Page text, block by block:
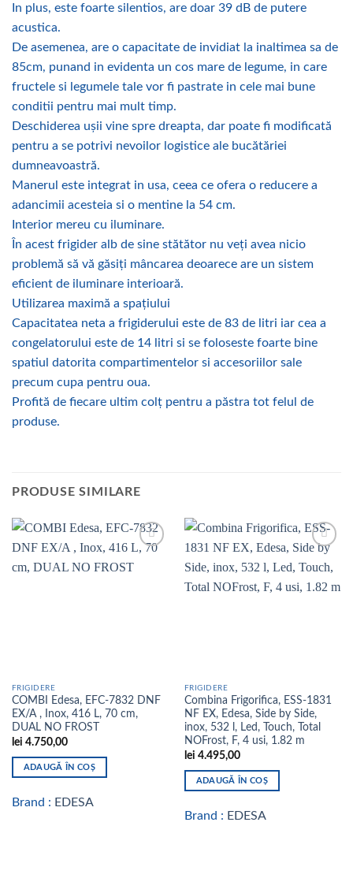
In plus, este foarte silentios, are doar 39 dB de putere
acustica.
De asemenea, are o capacitate de invidiat la inaltimea sa de
85cm, punand in evidenta un cos mare de legume, in care
fructele si legumele tale vor fi pastrate in cele mai bune
conditii pentru mai mult timp.
Deschiderea ușii vine spre dreapta, dar poate fi modificată
pentru a se potrivi nevoilor logistice ale bucătăriei
dumneavoastră.
Manerul este integrat in usa, ceea ce ofera o reducere a
adancimii acesteia si o mentine la 54 cm.
Interior mereu cu iluminare.
În acest frigider alb de sine stătător nu veți avea nicio
problemă să vă găsiți mâncarea deoarece are un sistem
eficient de iluminare interioară.
Utilizarea maximă a spațiului
Capacitatea neta a frigiderului este de 83 de litri iar cea a
congelatorului este de 14 litri si se foloseste foarte bine
spatiul datorita compartimentelor si accesoriilor sale
precum cupa pentru oua.
Profită de fiecare ultim colț pentru a păstra tot felul de
produse.
PRODUSE SIMILARE
FRIGIDERE
COMBI Edesa, EFC-7832 DNF
EX/A , Inox, 416 L, 70 cm,
DUAL NO FROST
lei 4.750,00
ADAUGĂ ÎN COȘ
Brand : EDESA
Add to
wishlist
FRIGIDERE
Combina Frigorifica, ESS-1831
NF EX, Edesa, Side by Side,
inox, 532 l, Led, Touch, Total
NOFrost, F, 4 usi, 1.82 m
lei 4.495,00
ADAUGĂ ÎN COȘ
Brand : EDESA